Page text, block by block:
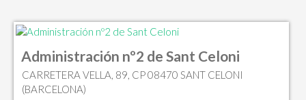
Administración nº2 de Sant Celoni
CARRETERA VELLA, 89, CP 08470 SANT CELONI
(BARCELONA)